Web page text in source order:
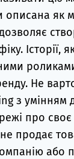
як
Історії,
Не
з умінням
про своє
продає
або